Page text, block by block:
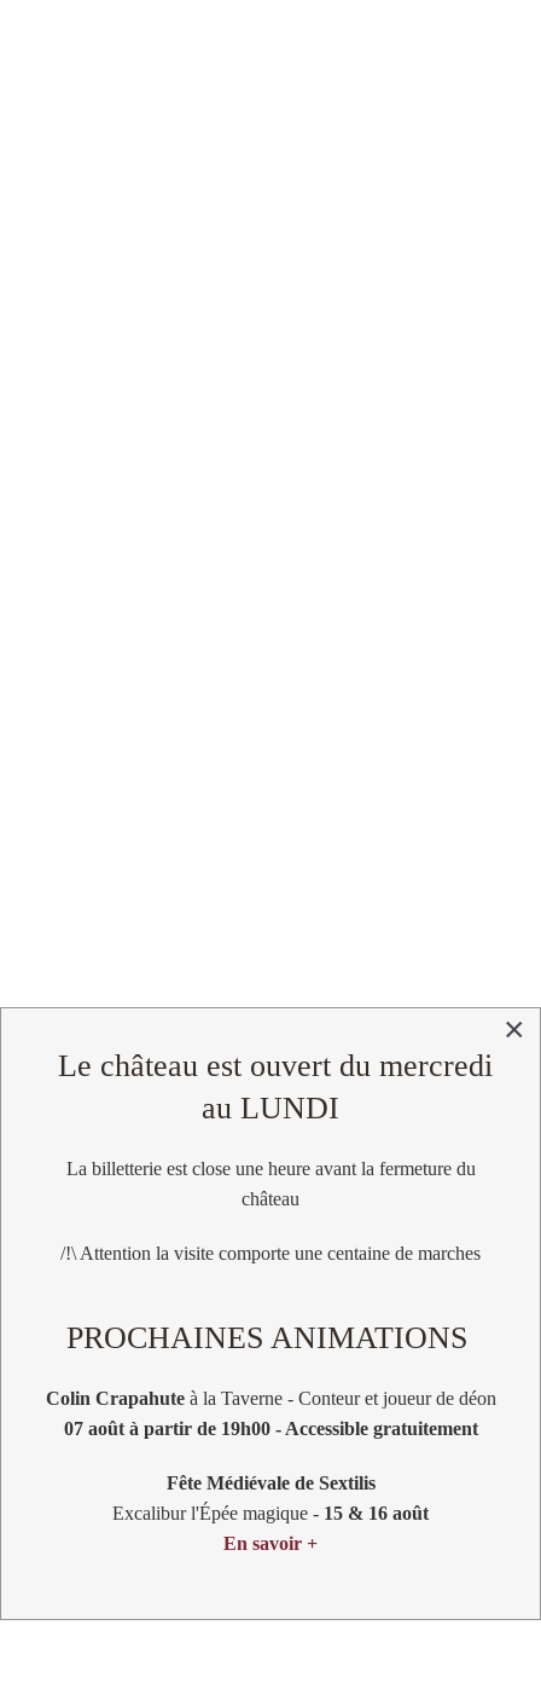
CHATEAU FORT
Coudray-
Salbart
Une forteresse mystérieuse
CHATEAU FORT
Coudray-
Salbart
Des défenses remarquables
×
Le château est ouvert du mercredi
au LUNDI
La billetterie est close une heure avant la fermeture du
château
/!\ Attention la visite comporte une centaine de marches
PROCHAINES ANIMATIONS
Colin Crapahute à la Taverne - Conteur et joueur de déon
07 août à partir de 19h00 - Accessible gratuitement
Fête Médiévale de Sextilis
Excalibur l'Épée magique - 15 & 16 août
En savoir +